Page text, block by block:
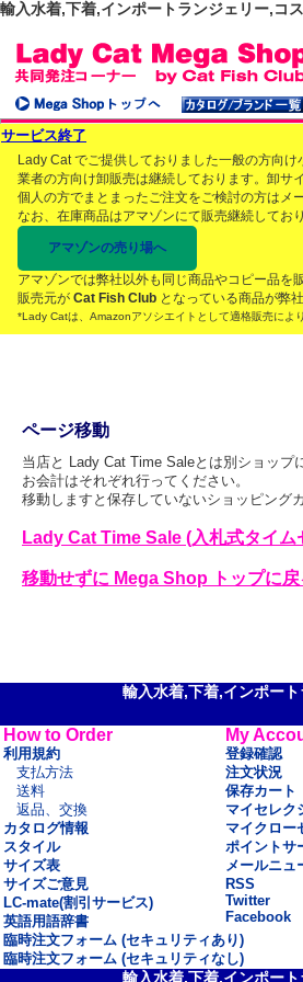
輸入水着,下着,インポートランジェリー,コ
サービス終了
Lady Cat でご提供しておりました一般の方向
業者の方向け卸販売は継続しております。卸サ
個人の方でまとまったご注文をご検討の方はメ
なお、在庫商品はアマゾンにて販売継続しており
アマゾンの売り場へ
アマゾンでは弊社以外も同じ商品やコピー品を
販売元が Cat Fish Club となっている商品が弊
*Lady Catは、Amazonアソシエイトとして適格販売によ
ページ移動
当店と Lady Cat Time Saleとは別ショップ
お会計はそれぞれ行ってください。
移動しますと保存していないショッピング
Lady Cat Time Sale (入札式タイム
移動せずに Mega Shop トップに戻
輸入水着,下着,インポー
How to Order
利用規約
支払方法
送料
返品、交換
カタログ情報
スタイル
サイズ表
サイズご意見
LC-mate(割引サービス)
英語用語辞書
My
登録確認
注文状況
保存カート
マイセレク
マイクロー
ポイントサ
メールニュ
RSS
Twitter
Facebook
臨時注文フォーム (セキュリティあり)
臨時注文フォーム (セキュリティなし)
輸入水着,下着,インポー